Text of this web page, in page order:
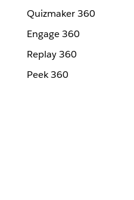
Quizmaker 360
Engage 360
Replay 360
Peek 360